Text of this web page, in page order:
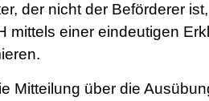
der nicht der Beförderer
einer eindeutigen
Mitteilung über die